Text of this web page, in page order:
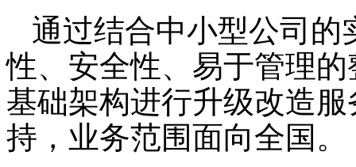
通过结合中小型公司的
性、安全性、易于管理
基础架构进行升级改造
持，业务范围面向全国。